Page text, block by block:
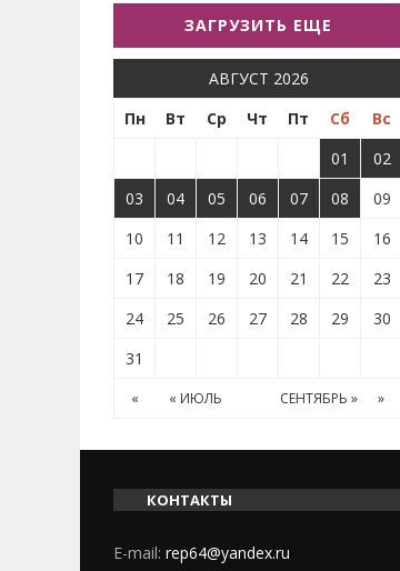
ЗАГРУЗИТЬ ЕЩЕ
АВГУСТ 2026
Пн
Вт Ср Чт Пт Сб
Вс
01
02
03
04 05 06 07 08
09
10
11 12 13 14 15
16
17
18 19 20 21 22
23
24
25 26 27 28 29
30
31
« « ИЮЛЬ СЕНТЯБРЬ » »
КОНТАКТЫ
E-mail: rep64@yandex.ru